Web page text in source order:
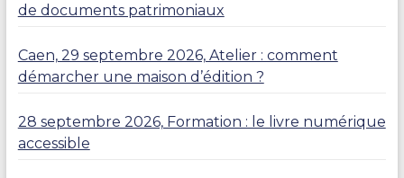
de documents patrimoniaux
Caen, 29 septembre 2026, Atelier : comment
démarcher une maison d’édition ?
28 septembre 2026, Formation : le livre numérique
accessible